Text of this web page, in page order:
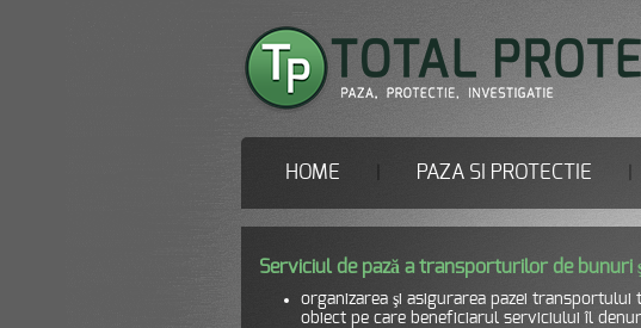
HOME PAZA SI PROTECTIE
Serviciul de pază a transporturilor de
organizarea şi asigurarea pazei
obiect pe care beneficiarul serviciului îl